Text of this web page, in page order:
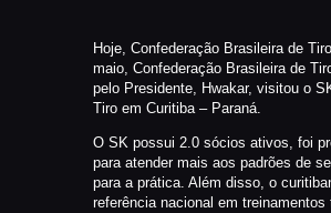
COMPETIÇOES
NORMAS EB
TIRE ALGUMAS DÚVIDAS
AQUI
RANKING
Hoje, Confederação Brasileira de
maio, Confederação Brasileira de
pelo Presidente, Hwakar, visitou o
Tiro em Curitiba – Paraná.
O SK possui 2.0 sócios ativos, foi
para atender mais aos padrões de
para a prática. Além disso, o
referência nacional em treinamentos